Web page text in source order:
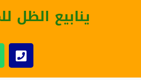
ينابيع الظل